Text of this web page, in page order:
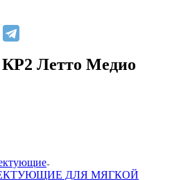
Летто Медио
ДЛЯ МЯГКОЙ